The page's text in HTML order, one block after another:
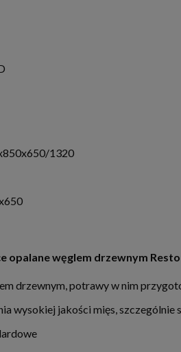
1320
opalane węglem drzewnym
drzewnym, potrawy w nim
wysokiej jakości mięs,